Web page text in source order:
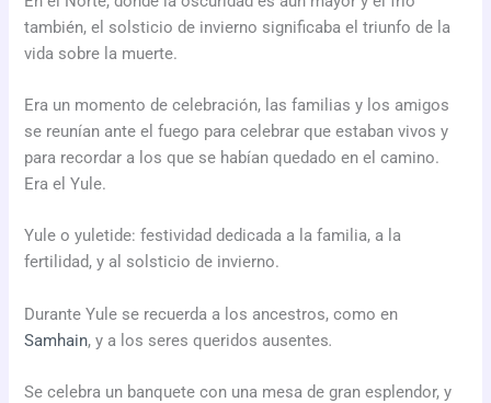
también, el solsticio de invierno significaba el triunfo de la
vida sobre la muerte.
Era un momento de celebración, las familias y los amigos
se reunían ante el fuego para celebrar que estaban vivos y
para recordar a los que se habían quedado en el camino.
Era el Yule.
Yule o yuletide: festividad dedicada a la familia, a la
fertilidad, y al solsticio de invierno.
Durante Yule se recuerda a los ancestros, como en
Samhain, y a los seres queridos ausentes.
Se celebra un banquete con una mesa de gran esplendor, y